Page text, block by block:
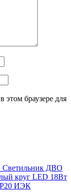
этом браузере для